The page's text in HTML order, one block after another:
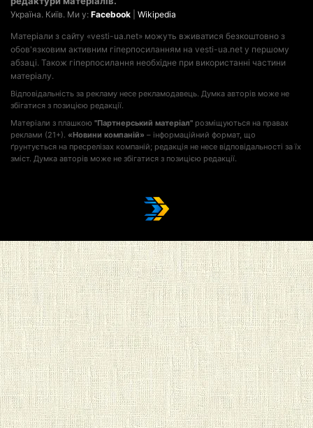
Україна. Київ. Ми у: Facebook Wikipedia
Матеріали з сайту «vesti-ua.net» можуть вживатися безкоштовно з
обов'язковим активним гіперпосиланням на vesti-ua.net у першому
абзаці. Також гіперпосилання необхідне при використанні частини
матеріалу.
Відповідальність за рекламу несе рекламодавець. Думка авторів може не
збігатися з позицією редакції.
Матеріали з плашкою "Партнерський матеріал" розміщуються на правах
реклами (21+). «Новини компаній» – інформаційний формат, що
ґрунтується на пресрелізах компаній; редакція не несе відповідальності за їх
зміст. Думка авторів може не збігатися з позицією редакції.